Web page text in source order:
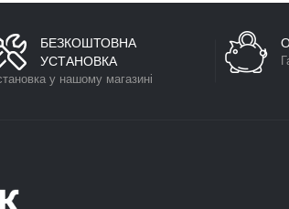
БЕЗКОШТОВНА
УСТАНОВКА
у нашому магазині